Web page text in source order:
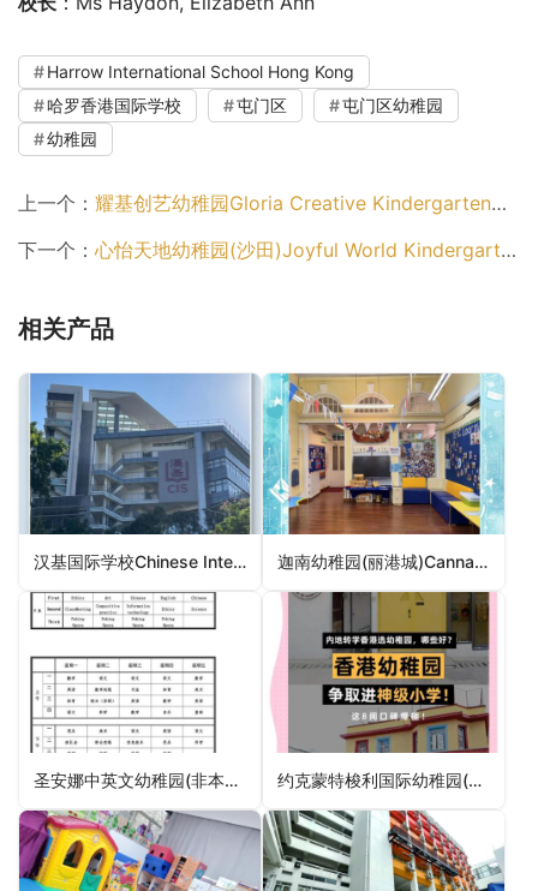
Harrow International School Hong Kong
哈罗香港国际学校
屯门区
屯门区幼稚园
幼稚园
上一个： 耀基创艺幼稚园Gloria Creative Kindergarten（北区幼稚园）
下一个： 心怡天地幼稚园(沙田)Joyful World Kindergarten (Sha Tin)（沙田区幼稚园）
相关产品
汉基国际学校Chinese International School（东区幼稚园） 迦南幼稚园(丽港城)Cannan Kindergarten (Laguna City)（观塘区幼稚园）
圣安娜中英文幼稚园(非本地课程)St Anna Anglo-Chinese Kindergarten (Non-Local Stream)（东区幼稚园） 约克蒙特梭利国际幼稚园(元朗)York Montessori International Pre-school (Yuen Long)（元朗区幼稚园）